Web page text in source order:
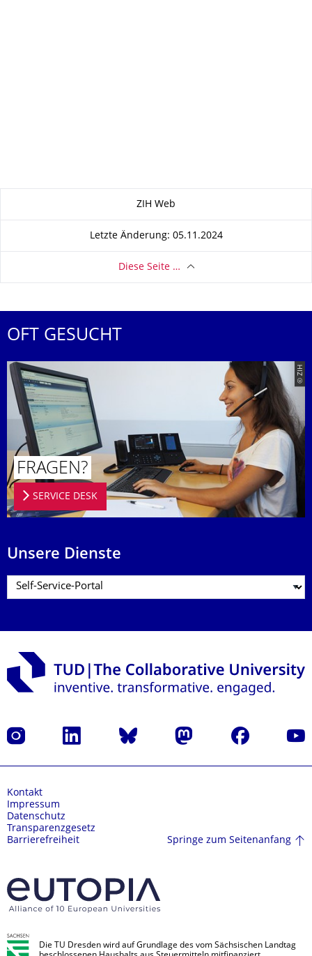
ZIH Web
Letzte Änderung: 05.11.2024
Diese Seite …
OFT GESUCHT
© ZIH
FRAGEN?
SERVICE DESK
Unsere Dienste
Instagram LinkedIn Bluesky Mastodon Facebook
Kontakt
Impressum
Datenschutz
Transparenzgesetz
Barrierefreiheit
Springe zum Seitenanfang
Die TU Dresden wird auf Grundlage des vom Sächsischen Landtag